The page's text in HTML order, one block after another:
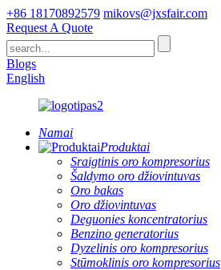
+86 18170892579 mikovs@jxsfair.com
Request A Quote
Blogs
English
Namai
Produktai
Sraigtinis oro kompresorius
Šaldymo oro džiovintuvas
Oro bakas
Oro džiovintuvas
Deguonies koncentratorius
Benzino generatorius
Dyzelinis oro kompresorius
Stūmoklinis oro kompresorius